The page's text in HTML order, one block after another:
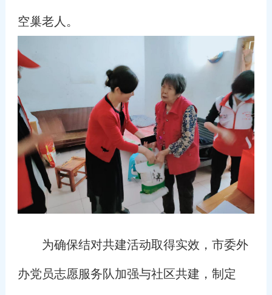
空巢老人。
为确保结对共建活动取得实效，市委外
办党员志愿服务队加强与社区共建，制定